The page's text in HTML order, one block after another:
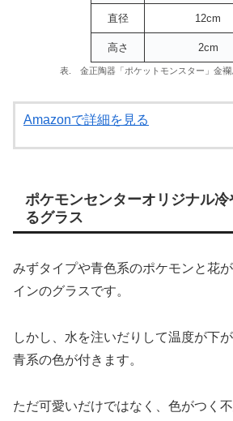
直径 12cm
高さ 2cm
表. 金正陶器「ポケットモンスター」金襴
Amazonで詳細を見る
ポケモンセンターオリジナル
るグラス
みずタイプや青色系のポケモンと花
インのグラスです。
しかし、水を注いだりして温度が下
青系の色が付きます。
ただ可愛いだけではなく、色がつく